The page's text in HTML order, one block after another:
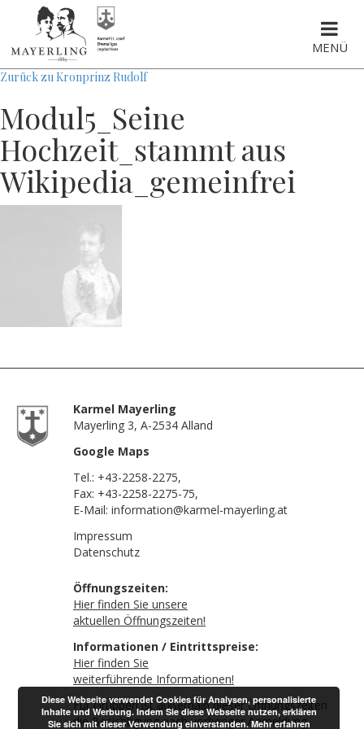
MENÜ
Zurück zu Kronprinz Rudolf
Modul5_Seine
Hochzeit_stammt aus
Wikipedia_gemeinfrei
Karmel Mayerling
Mayerling 3, A-2534 Alland
Google Maps
Tel.: +43-2258-2275,
Fax: +43-2258-2275-75,
E-Mail: information@karmel-mayerling.at
Impressum
Datenschutz
Öffnungszeiten:
Hier finden Sie unsere
aktuellen Öffnungszeiten!
Informationen / Eintrittspreise:
Hier finden Sie
weiterführende Informationen!
Für Gruppen ist außerhalb dieser Öffnungszeiten
die Besichtigung nach vorheriger Anmeldung
Diese Webseite verwendet Cookies für Analysen, personalisierte
Inhalte und Werbung. Indem Sie diese Webseite nutzen, erklären
Sie sich mit dieser Verwendung einverstanden.Mehr erfahren